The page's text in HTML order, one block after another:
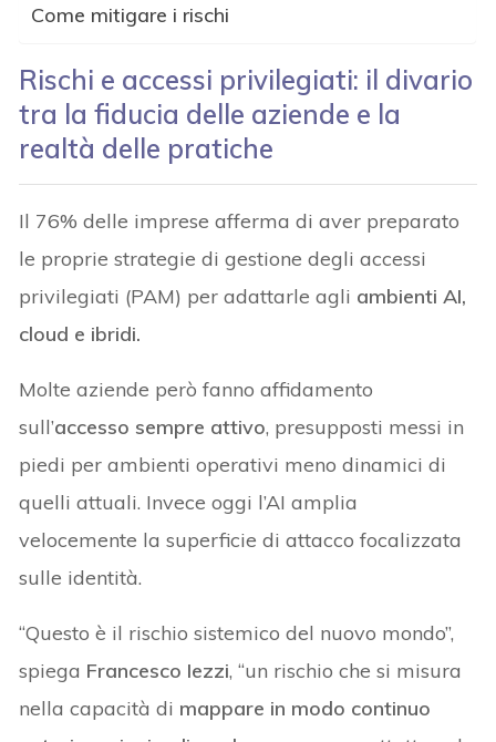
Come mitigare i rischi
Rischi e accessi privilegiati: il divario
tra la fiducia delle aziende e la
realtà delle pratiche
Il 76% delle imprese afferma di aver preparato
le proprie strategie di gestione degli accessi
privilegiati (PAM) per adattarle agli ambienti AI,
cloud e ibridi.
Molte aziende però fanno affidamento
sull’accesso sempre attivo, presupposti messi in
piedi per ambienti operativi meno dinamici di
quelli attuali. Invece oggi l’AI amplia
velocemente la superficie di attacco focalizzata
sulle identità.
“Questo è il rischio sistemico del nuovo mondo”,
spiega Francesco Iezzi, “un rischio che si misura
nella capacità di mappare in modo continuo